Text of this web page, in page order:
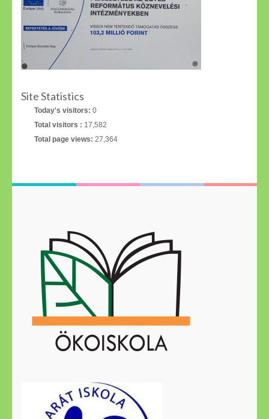
Site Statistics
Today's visitors: 0
Total visitors : 17,582
Total page views: 27,364